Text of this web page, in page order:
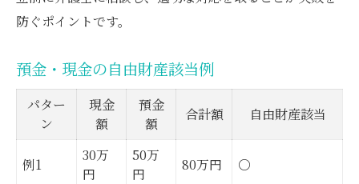
防ぐポイントです。
預金・現金の自由財産該当例
パター
ン
現金
額
預金
額
合計額 自由財産該当
例1
30万
円
50万
円
80万円 〇